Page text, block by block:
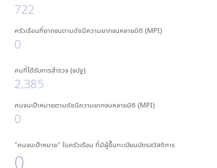
722
ครัวเรือนที่ยากจนตามดัชนีความยากจนหลายมิติ (MPI)
0
คนที่ได้รับการสำรวจ (จปฐ)
2,385
คนจนเป้าหมายตามดัชนีความยากจนหลายมิติ (MPI)
0
"คนจนเป้าหมาย" ในครัวเรือน ที่มีผู้ขึ้นทะเบียนบัตรสวัสดิการ
0